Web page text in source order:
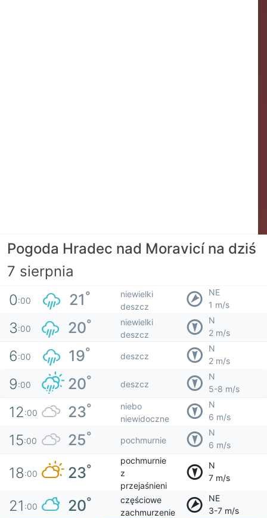
Pogoda Hradec nad Moravicí na dziś
7 sierpnia
0:00 21°
niewielki
deszcz
NE
1 m/s
3:00 20°
niewielki
deszcz
N
2 m/s
6:00 19° deszcz
N
2 m/s
9:00 20° deszcz
N
5-8 m/s
12:00 23°
niebo
niewidoczne
N
6 m/s
15:00 25° pochmurnie
N
6 m/s
18:00 23°
pochmurnie
z
przejaśnieni
N
7 m/s
21 :00 20°
częściowe
zachmurzenie
NE
3-7 m/s